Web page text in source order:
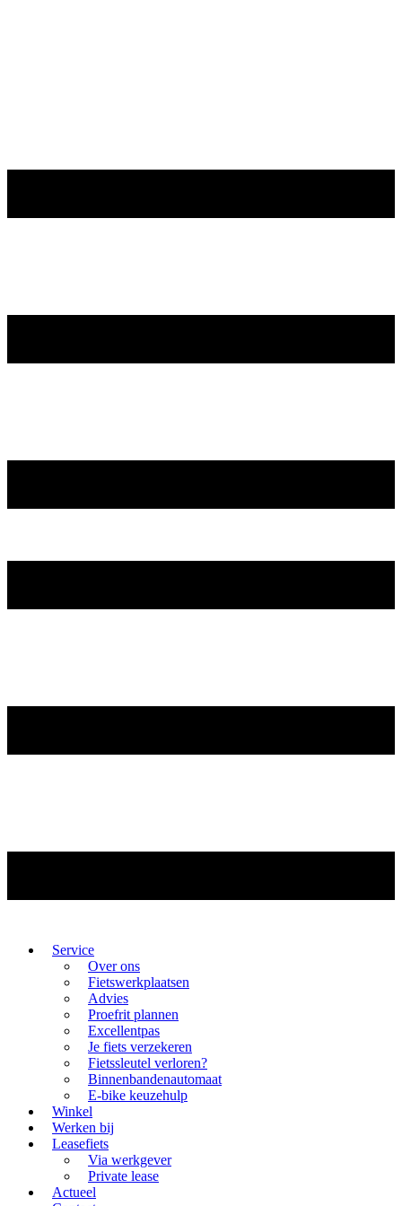
Service
Over ons
Fietswerkplaatsen
Advies
Proefrit plannen
Excellentpas
Je fiets verzekeren
Fietssleutel verloren?
Binnenbandenautomaat
E-bike keuzehulp
Winkel
Werken bij
Leasefiets
Via werkgever
Private lease
Actueel